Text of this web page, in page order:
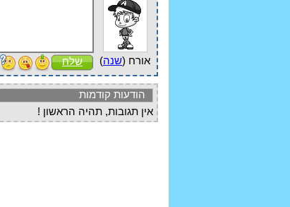
אורח (שנה) שלח
הודעות קודמות
אין תגובות, תהיה הראשון !